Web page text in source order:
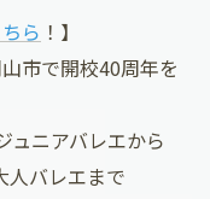
ら ！】
市で開校40周年を
ュニアバレエから
人バレエまで